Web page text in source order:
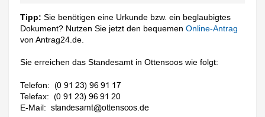
Tipp: Sie benötigen eine Urkunde bzw. ein beglaubigtes
Dokument? Nutzen Sie jetzt den bequemenOnline-Antrag
von Antrag24.de.
Sie erreichen das Standesamt in Ottensoos wie folgt:
Telefon:
Telefax:
E-Mail: